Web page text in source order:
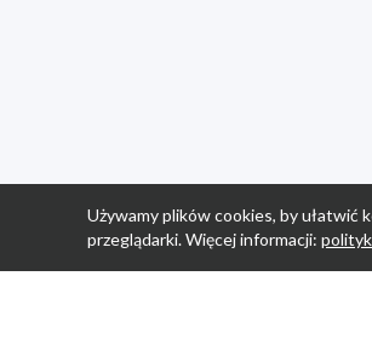
Używamy plików cookies, by ułatwić
przeglądarki. Więcej informacji: